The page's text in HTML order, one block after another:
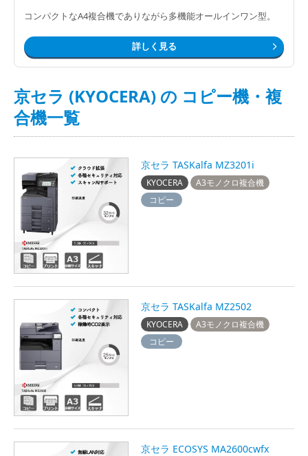
コンパクトなA4複合機でありながら多機能オールインワン型。
詳しく見る
京セラ (KYOCERA) の コピー機・複
合機一覧
京セラ TASKalfa MZ3201i
KYOCERA
A3モノクロ複合機
コピー
京セラ TASKalfa MZ2502
KYOCERA
A3モノクロ複合機
コピー
京セラ ECOSYS MA2600cwfx